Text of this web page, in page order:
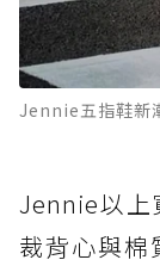
Jennie五指鞋新
Jennie以上
裁背心與棉